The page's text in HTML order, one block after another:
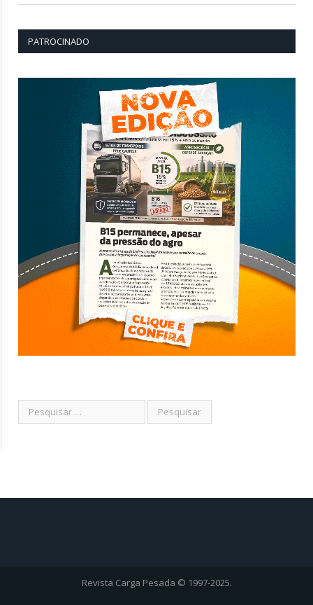
PATROCINADO
Revista Carga Pesada © 1997-2025.